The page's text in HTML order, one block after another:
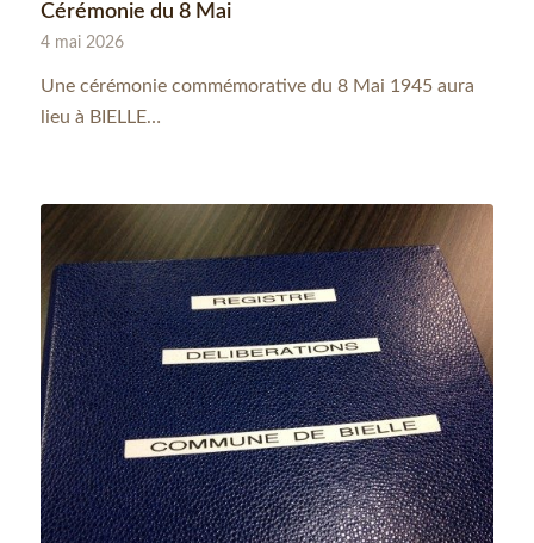
Cérémonie du 8 Mai
4 mai 2026
Une cérémonie commémorative du 8 Mai 1945 aura
lieu à BIELLE…